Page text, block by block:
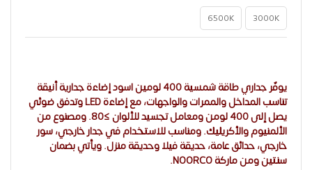
3000K
6500K
يوفّر جداري طاقة شمسية 400 لومين اسود إضاءة جدارية أنيقة
تناسب المداخل والممرات والواجهات، مع إضاءة LED وتدفق ضوئي
يصل إلى 400 لومن ومعامل تجسيد للألوان ≥80. ومصنوع من
الألمنيوم والأكريليك. ومناسب للاستخدام في جدار خارجي، سور
خارجي، حدائق عامة، حديقة فيلا وحديقة منزل. ويأتي بضمان
سنتين ومن ماركة NOORCO.